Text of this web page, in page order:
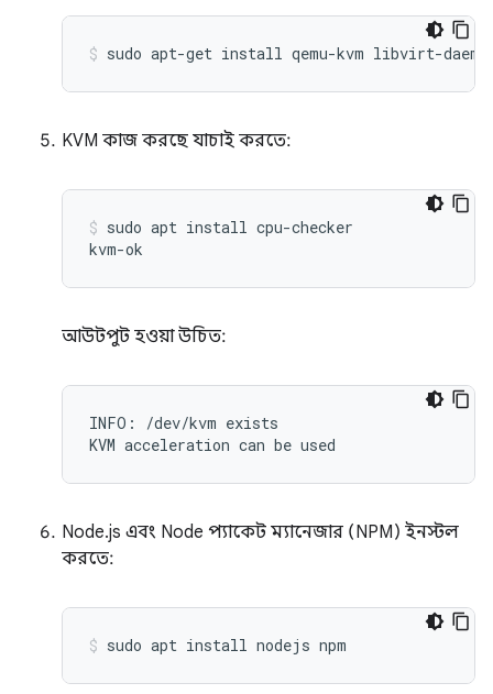
KVM কাজ করছে যাচাই করতে:
sudo apt install cpu-checker
আউটপুট হওয়া উচিত:
INFO: /dev/kvm exists
KVM acceleration can be used
Node.js এবং Node প্যাকেট ম্যানেজার (NPM) ইনস্টল
করতে: